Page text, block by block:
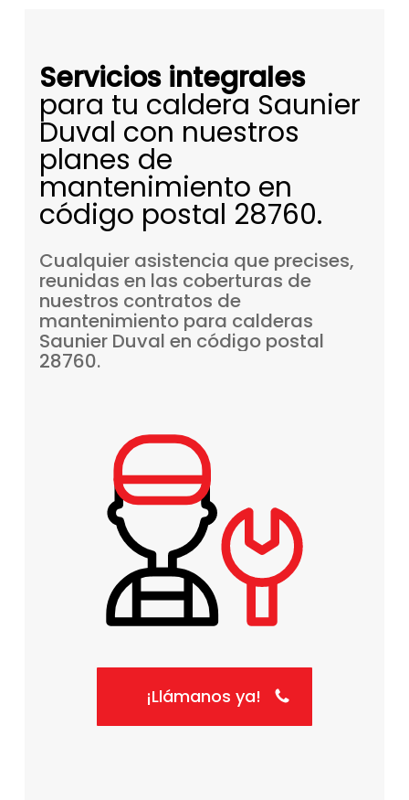
Servicios integrales
para tu caldera Saunier
Duval con nuestros
planes de
mantenimiento en
código postal 28760.
Cualquier asistencia que precises,
reunidas en las coberturas de
nuestros contratos de
mantenimiento para calderas
Saunier Duval en código postal
28760.
¡Llámanos ya!